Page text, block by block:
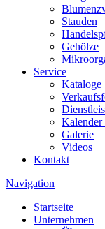
Stauden
Gehölze
Service
Kataloge
Kalender
Galerie
Videos
Kontakt
Navigation
Startseite
Unternehmen